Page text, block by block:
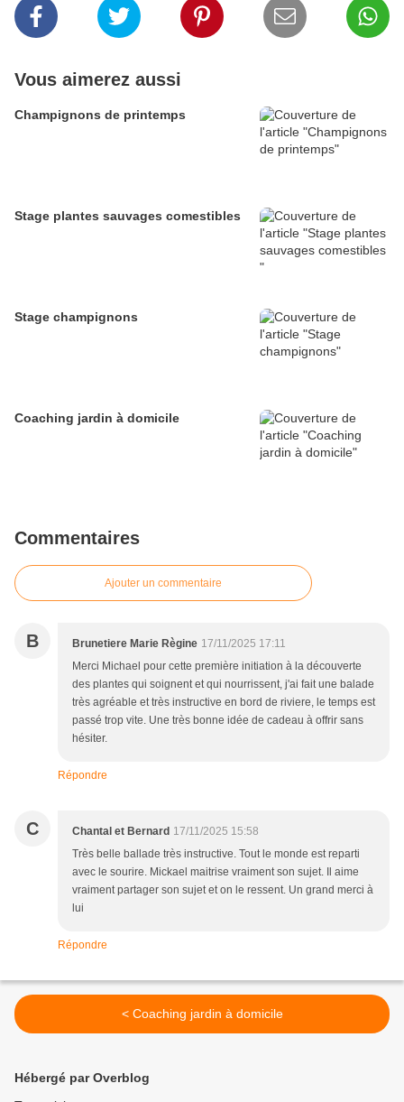
Vous aimerez aussi
Champignons de printemps
Stage plantes sauvages comestibles
Stage champignons
Coaching jardin à domicile
Commentaires
Ajouter un commentaire
B Brunetiere Marie Règine 17/11/2025 17:11
Merci Michael pour cette première initiation à la découverte
des plantes qui soignent et qui nourrissent, j'ai fait une balade
très agréable et très instructive en bord de riviere, le temps est
passé trop vite. Une très bonne idée de cadeau à offrir sans
hésiter.
Répondre
C Chantal et Bernard 17/11/2025 15:58
Très belle ballade très instructive. Tout le monde est reparti
avec le sourire. Mickael maitrise vraiment son sujet. Il aime
vraiment partager son sujet et on le ressent. Un grand merci à
lui
Répondre
< Coaching jardin à domicile
Hébergé par Overblog